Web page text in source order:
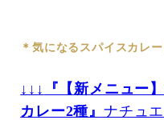
＊気になるスパイスカレ
↓↓↓
『【新メニュー
カレー2種』 ナチュ